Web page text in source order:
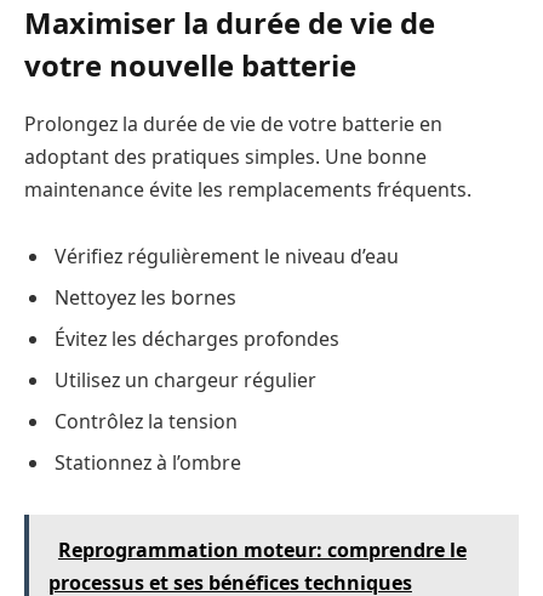
Maximiser la durée de vie de
votre nouvelle batterie
Prolongez la durée de vie de votre batterie en
adoptant des pratiques simples. Une bonne
maintenance évite les remplacements fréquents.
Vérifiez régulièrement le niveau d’eau
Nettoyez les bornes
Évitez les décharges profondes
Utilisez un chargeur régulier
Contrôlez la tension
Stationnez à l’ombre
Reprogrammation moteur: comprendre le
processus et ses bénéfices techniques